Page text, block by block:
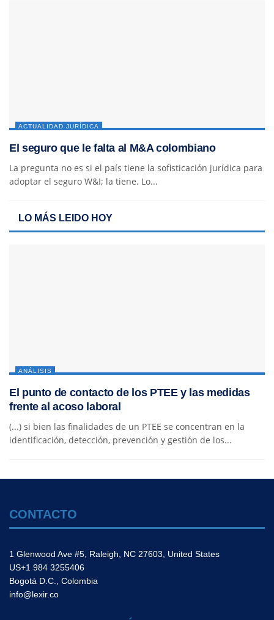
ACTUALIDAD JURÍDICA
El seguro que le falta al M&A colombiano
La pregunta no es si el país tiene la sofisticación jurídica para
adoptar el seguro W&I; la tiene. Lo...
LO MÁS LEIDO HOY
ANÁLISIS
El punto de contacto de los PTEE y las medidas
frente al acoso laboral
(...) si bien las finalidades de un PTEE se concentran en la
identificación, detección, prevención y gestión de los...
CONTACTO
1 Glenwood Ave #5, Raleigh, NC 27603, United States
US+1 984 3255406
Bogotá D.C., Colombia
info@lexir.co